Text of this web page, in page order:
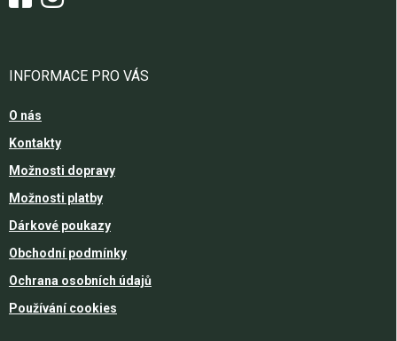
INFORMACE PRO VÁS
O nás
Kontakty
Možnosti dopravy
Možnosti platby
Dárkové poukazy
Obchodní podmínky
Ochrana osobních údajů
Používání cookies